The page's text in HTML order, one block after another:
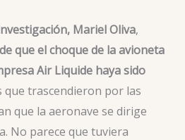
Mariel Oliva,
que el choque de la avioneta
Air Liquide haya sido
que trascendieron por las
que la aeronave se dirige
No parece que tuviera